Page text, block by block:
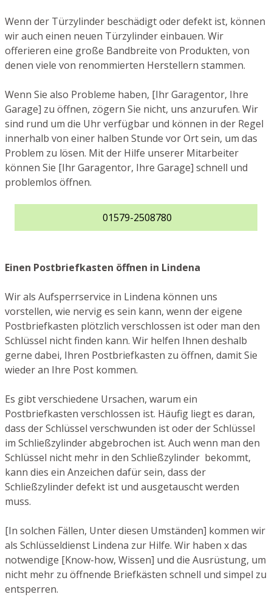
Wenn der Türzylinder beschädigt oder defekt ist, können
wir auch einen neuen Türzylinder einbauen. Wir
offerieren eine große Bandbreite von Produkten, von
denen viele von renommierten Herstellern stammen.
Wenn Sie also Probleme haben, [Ihr Garagentor, Ihre
Garage] zu öffnen, zögern Sie nicht, uns anzurufen. Wir
sind rund um die Uhr verfügbar und können in der Regel
innerhalb von einer halben Stunde vor Ort sein, um das
Problem zu lösen. Mit der Hilfe unserer Mitarbeiter
können Sie [Ihr Garagentor, Ihre Garage] schnell und
problemlos öffnen.
01579-2508780
Einen Postbriefkasten öffnen in Lindena
Wir als Aufsperrservice in Lindena können uns
vorstellen, wie nervig es sein kann, wenn der eigene
Postbriefkasten plötzlich verschlossen ist oder man den
Schlüssel nicht finden kann. Wir helfen Ihnen deshalb
gerne dabei, Ihren Postbriefkasten zu öffnen, damit Sie
wieder an Ihre Post kommen.
Es gibt verschiedene Ursachen, warum ein
Postbriefkasten verschlossen ist. Häufig liegt es daran,
dass der Schlüssel verschwunden ist oder der Schlüssel
im Schließzylinder abgebrochen ist. Auch wenn man den
Schlüssel nicht mehr in den Schließzylinder bekommt,
kann dies ein Anzeichen dafür sein, dass der
Schließzylinder defekt ist und ausgetauscht werden
muss.
[In solchen Fällen, Unter diesen Umständen] kommen wir
als Schlüsseldienst Lindena zur Hilfe. Wir haben x das
notwendige [Know-how, Wissen] und die Ausrüstung, um
nicht mehr zu öffnende Briefkästen schnell und simpel zu
entsperren.